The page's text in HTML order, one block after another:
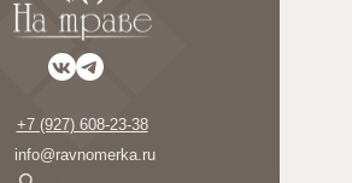
+7 (927) 608-23-38
info@ravnomerka.ru